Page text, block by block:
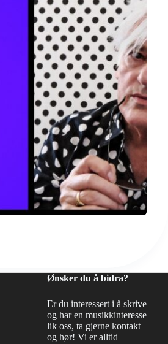
Ønsker du å bidra?
Er du interessert i å skrive
og har en musikkinteresse
lik oss, ta gjerne kontakt
og hør! Vi er alltid